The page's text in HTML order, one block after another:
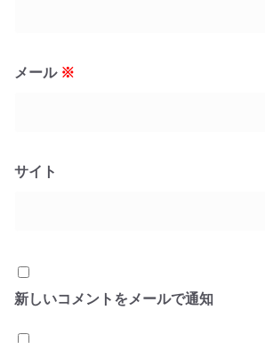
メール ※
サイト
新しいコメントをメールで通知